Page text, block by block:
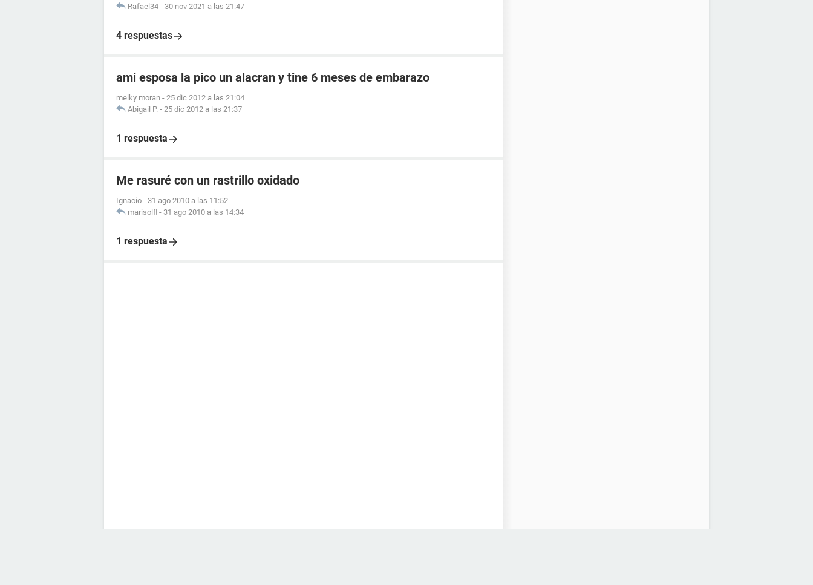
Rafael34 - 30 nov 2021 a las 21:47
4 respuestas
ami esposa la pico un alacran y tine 6 meses de embarazo
melky moran - 25 dic 2012 a las 21:04
Abigail P. - 25 dic 2012 a las 21:37
1 respuesta
Me rasuré con un rastrillo oxidado
Ignacio - 31 ago 2010 a las 11:52
marisolfl - 31 ago 2010 a las 14:34
1 respuesta